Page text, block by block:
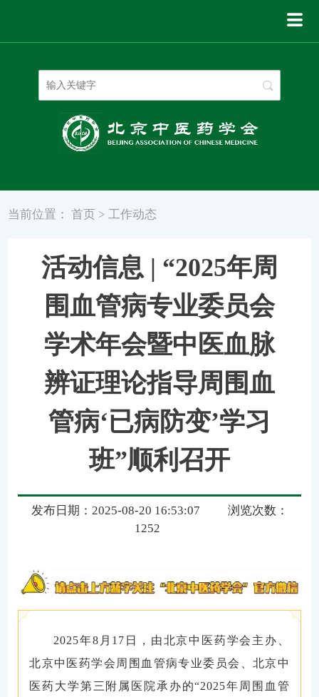
当前位置：首页 > 工作动态
活动信息 | “2025年周
围血管病专业委员会
学术年会暨中医血脉
辨证理论指导周围血
管病‘已病防变’学习
班”顺利召开
发布日期：2025-08-20 16:53:07
浏览次数：
1252
2025年8 月 17 日，由北京中医药学会主办、
北京中医药学会周围血管病专业委员会
北京中
医药大学第三附属医院承办的“2025年周围血管